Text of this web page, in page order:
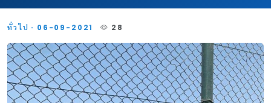
ทั่วไป · 06-09-2021 28